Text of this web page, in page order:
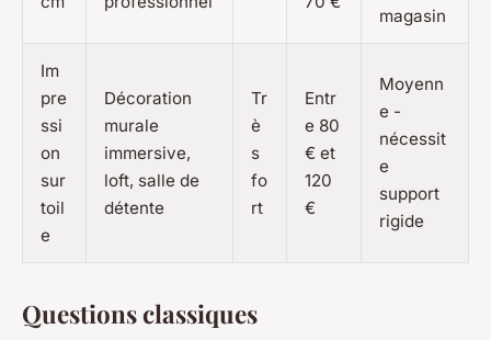
magasin
Im
pre
ssi
on
sur
toil
e
Décoration
murale
immersive,
loft, salle de
détente
Tr
è
s
fo
rt
Entr
e 80
€ et
120
€
Moyenn
e -
nécessit
e
support
rigide
Questions classiques